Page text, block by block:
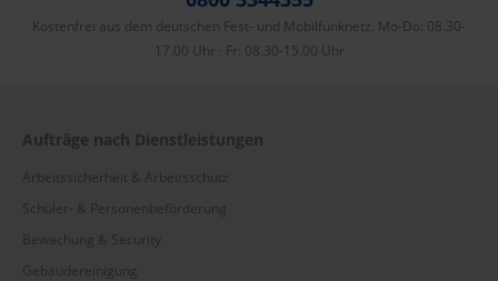
Kostenfrei aus dem deutschen Fest- und Mobilfunknetz. Mo-Do: 08.30-
17.00 Uhr · Fr: 08.30-15.00 Uhr
Aufträge nach Dienstleistungen
Arbeitssicherheit & Arbeitsschutz
Schüler- & Personenbeförderung
Bewachung & Security
Gebäudereinigung